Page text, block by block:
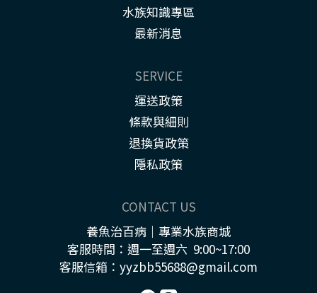
水族知識專區
最新消息
SERVICE
運送政策
條款與細則
退換貨政策
隱私政策
CONTACT US
養魚治百病｜專業水族商城
客服時間：週一至週六 9:00~17:00
客服信箱：yyzbb55688@gmail.com